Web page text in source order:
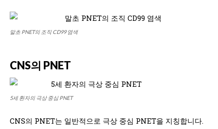
말초 PNET의 조직 CD99 염색
CNS의 PNET
5세 환자의 극상 중심 PNET
CNS의 PNET는 일반적으로 극상 중심 PNET을 지칭합니다.